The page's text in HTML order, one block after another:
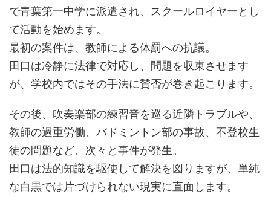
で青葉第一中学に派遣され、スクールロイヤーとし
て活動を始めます。
最初の案件は、教師による体罰への抗議。
田口は冷静に法律で対応し、問題を収束させます
が、学校内ではその手法に賛否が巻き起こります。
その後、吹奏楽部の練習音を巡る近隣トラブルや、
教師の過重労働、バドミントン部の事故、不登校生
徒の問題など、次々と事件が発生。
田口は法的知識を駆使して解決を図りますが、単純
な白黒では片づけられない現実に直面します。